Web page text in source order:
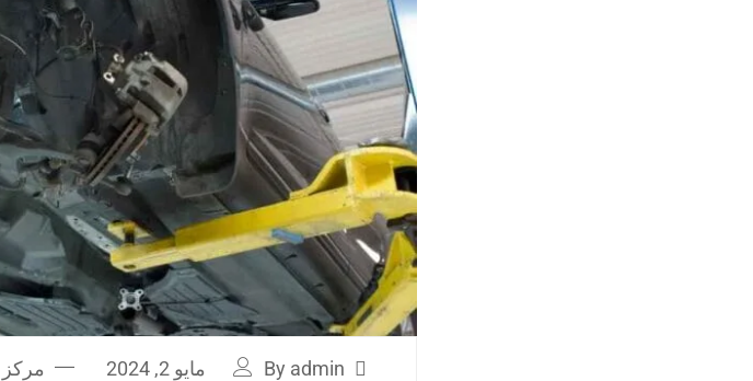
By admin مايو 2, 2024 مركز